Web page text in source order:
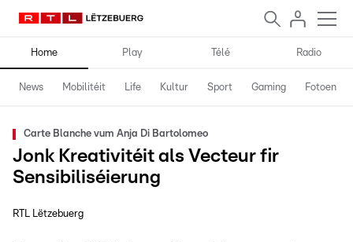
Home Play Télé Radio
News Mobilitéit Life Kultur Sport Gaming Fotoen
Carte Blanche vum Anja Di Bartolomeo
Jonk Kreativitéit als Vecteur fir
Sensibiliséierung
RTL Lëtzebuerg